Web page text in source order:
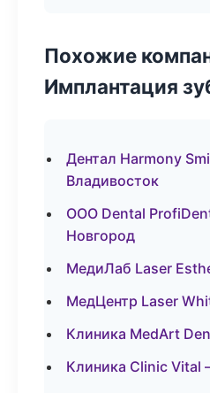
Похожие
Имплантация
Дентал Harmony
Владивосток
ООО Dental
Новгород
МедиЛаб Laser
МедЦентр Laser
Клиника MedArt
Клиника Clinic Vital